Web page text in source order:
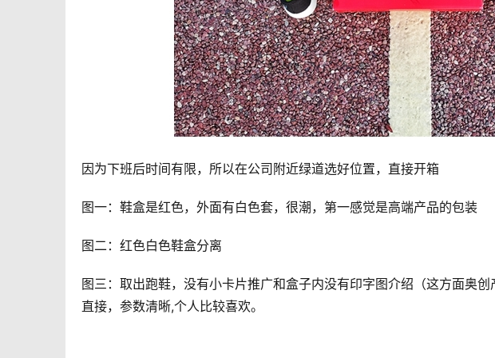
因为下班后时间有限，所以在公司附近绿道选好位置，直接开箱
图一：鞋盒是红色，外面有白色套，很潮，第一感觉是高端产品的包装
图二：红色白色鞋盒分离
图三：取出跑鞋，没有小卡片推广和盒子内没有印字图介绍（这方面奥
直接，参数清晰,个人比较喜欢。